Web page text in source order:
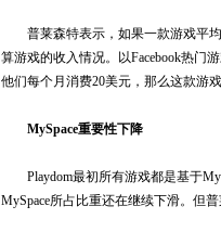
普莱森特表示，如果一款游戏平均
算游戏的收入情况。以Facebook热门
他们每个月消费20美元，那么这款游
MySpace重要性下降
Playdom最初所有游戏都是基于
MySpace所占比重还在继续下滑。但